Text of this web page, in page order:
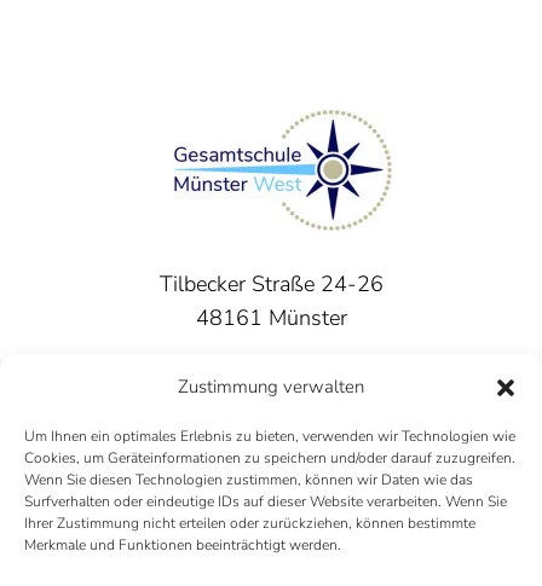
Zustimmung verwalten
Um Ihnen ein optimales Erlebnis zu bieten, verwenden wir Technologien wie
Cookies, um Geräteinformationen zu speichern und/oder darauf zuzugreifen.
Wenn Sie diesen Technologien zustimmen, können wir Daten wie das
Surfverhalten oder eindeutige IDs auf dieser Website verarbeiten. Wenn Sie
Ihrer Zustimmung nicht erteilen oder zurückziehen, können bestimmte
Merkmale und Funktionen beeinträchtigt werden.
Tilbecker Straße 24-26
48161 Münster
Tel.: 0251 - 98 62 32 50
Instagram